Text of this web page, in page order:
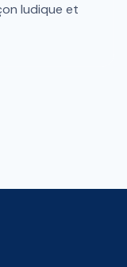
ludique et